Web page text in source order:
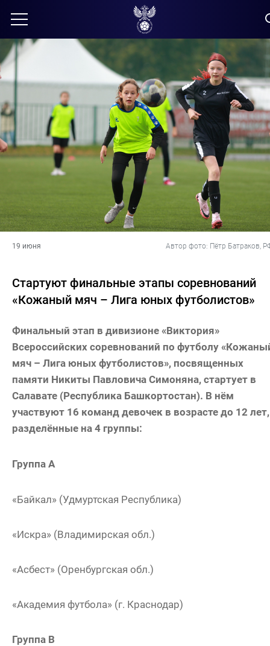
19 июня Автор фото: Пётр Батраков,
Стартуют финальные этапы соревнований
«Кожаный мяч – Лига юных футболистов»
Финальный этап в дивизионе «Виктория»
Всероссийских соревнований по футболу
мяч – Лига юных футболистов», посвященных
памяти Никиты Павловича Симоняна, стартует в
Салавате (Республика Башкортостан). В нём
участвуют 16 команд девочек в возрасте до 12 лет,
разделённые на 4 группы:
Группа А
«Байкал» (Удмуртская Республика)
«Искра» (Владимирская обл.)
«Асбест» (Оренбургская обл.)
«Академия футбола» (г. Краснодар)
Группа В